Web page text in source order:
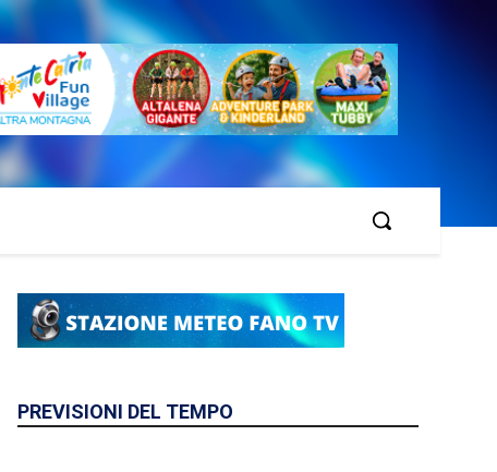
PREVISIONI DEL TEMPO